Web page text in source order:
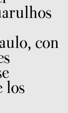
con
los